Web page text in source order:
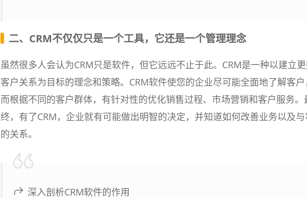
二、CRM不仅仅只是一个工具，它还是一个管理理念
虽然很多人会认为CRM只是软件，但它远远不止于此。CRM是一种以建立
客户关系为目标的理念和策略。CRM软件使您的企业尽可能全面地了解客户
而根据不同的客户群体，有针对性的优化销售过程、市场营销和客户服务。
终，有了CRM，企业就有可能做出明智的决定，并知道如何改善业务以及与
的关系。
深入剖析CRM软件的作用